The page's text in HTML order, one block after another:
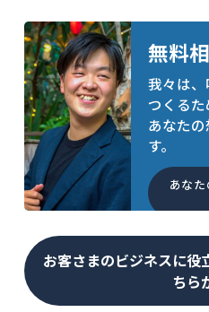
無料
我々は
つくるた
あなた
す。
あな
お客さまのビジネスに役
ちら